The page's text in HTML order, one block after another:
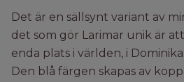
Det är en sällsynt variant av
det som gör Larimar unik är
enda plats i världen, i
Den blå färgen skapas av